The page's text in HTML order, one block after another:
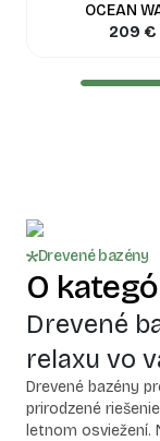
OCEAN
209 €
Drevené bazény
O
Drevené
relaxu vo
Drevené bazény
prirodzené
letnom osviežení.